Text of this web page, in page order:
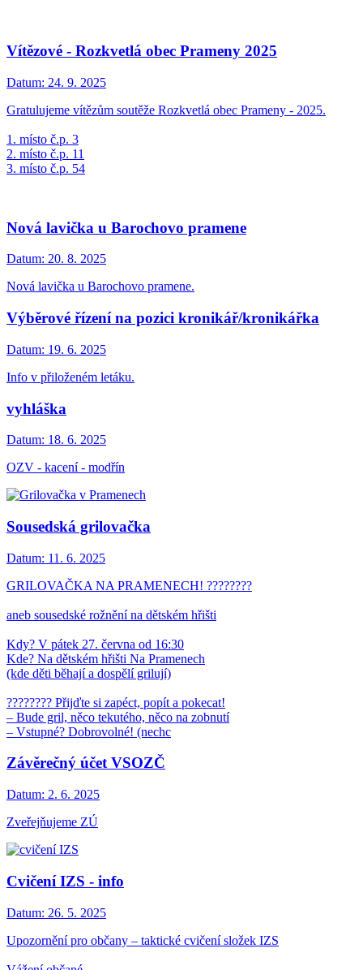
Vítězové - Rozkvetlá obec Prameny 2025
Datum: 24. 9. 2025
Gratulujeme vítězům soutěže Rozkvetlá obec Prameny - 2025.
1. místo č.p. 3
2. místo č.p. 11
3. místo č.p. 54
Nová lavička u Barochovo pramene
Datum: 20. 8. 2025
Nová lavička u Barochovo pramene.
Výběrové řízení na pozici kronikář/kronikářka
Datum: 19. 6. 2025
Info v přiloženém letáku.
vyhláška
Datum: 18. 6. 2025
OZV - kacení - modřín
Sousedská grilovačka
Datum: 11. 6. 2025
GRILOVAČKA NA PRAMENECH! ????????
aneb sousedské rožnění na dětském hřišti
Kdy? V pátek 27. června od 16:30
Kde? Na dětském hřišti Na Pramenech
(kde děti běhají a dospělí grilují)
????‍???? Přijďte si zapéct, popít a pokecat!
– Bude gril, něco tekutého, něco na zobnutí
– Vstupné? Dobrovolné! (nechc
Závěrečný účet VSOZČ
Datum: 2. 6. 2025
Zveřejňujeme ZÚ
Cvičení IZS - info
Datum: 26. 5. 2025
Upozornění pro občany – taktické cvičení složek IZS